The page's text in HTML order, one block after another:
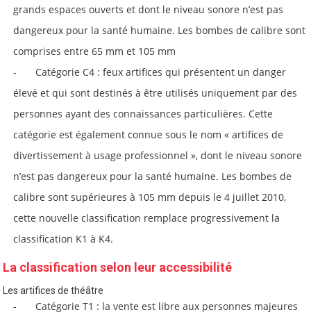
grands espaces ouverts et dont le niveau sonore n’est pas
dangereux pour la santé humaine. Les bombes de calibre sont
comprises entre 65 mm et 105 mm
Catégorie C4 : feux artifices qui présentent un danger
élevé et qui sont destinés à être utilisés uniquement par des
personnes ayant des connaissances particulières. Cette
catégorie est également connue sous le nom « artifices de
divertissement à usage professionnel », dont le niveau sonore
n’est pas dangereux pour la santé humaine. Les bombes de
calibre sont supérieures à 105 mm depuis le 4 juillet 2010,
cette nouvelle classification remplace progressivement la
classification K1 à K4.
La classification selon leur accessibilité
Les artifices de théâtre
Catégorie T1 : la vente est libre aux personnes majeures